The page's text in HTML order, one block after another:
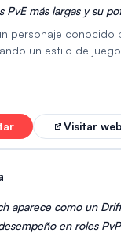
PvE más largas y su
personaje
un estilo de
habilidades del
para diversas
de equipo y la
Visitar web
aparece como un
en roles